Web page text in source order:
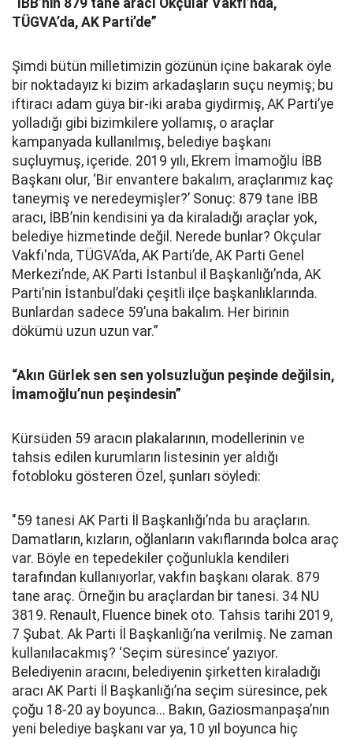
“İBB’nin 879 tane aracı Okçular Vakfı’nda,
TÜGVA’da, AK Parti’de”
Şimdi bütün milletimizin gözünün içine bakarak öyle
bir noktadayız ki bizim arkadaşların suçu neymiş; bu
iftiracı adam güya bir-iki araba giydirmiş, AK Parti’ye
yolladığı gibi bizimkilere yollamış, o araçlar
kampanyada kullanılmış, belediye başkanı
suçluymuş, içeride. 2019 yılı, Ekrem İmamoğlu İBB
Başkanı olur, ‘Bir envantere bakalım, araçlarımız kaç
taneymiş ve neredeymişler?’ Sonuç: 879 tane İBB
aracı, İBB’nin kendisini ya da kiraladığı araçlar yok,
belediye hizmetinde değil. Nerede bunlar? Okçular
Vakfı'nda, TÜGVA’da, AK Parti’de, AK Parti Genel
Merkezi’nde, AK Parti İstanbul il Başkanlığı’nda, AK
Parti’nin İstanbul’daki çeşitli ilçe başkanlıklarında.
Bunlardan sadece 59’una bakalım. Her birinin
dökümü uzun uzun var.”
“Akın Gürlek sen sen yolsuzluğun peşinde değilsin,
İmamoğlu’nun peşindesin”
Kürsüden 59 aracın plakalarının, modellerinin ve
tahsis edilen kurumların listesinin yer aldığı
fotobloku gösteren Özel, şunları söyledi:
"59 tanesi AK Parti İl Başkanlığı’nda bu araçların.
Damatların, kızların, oğlanların vakıflarında bolca araç
var. Böyle en tepedekiler çoğunlukla kendileri
tarafından kullanıyorlar, vakfın başkanı olarak. 879
tane araç. Örneğin bu araçlardan bir tanesi. 34 NU
3819. Renault, Fluence binek oto. Tahsis tarihi 2019,
7 Şubat. Ak Parti İl Başkanlığı’na verilmiş. Ne zaman
kullanılacakmış? ‘Seçim süresince’ yazıyor.
Belediyenin aracını, belediyenin şirketten kiraladığı
aracı AK Parti İl Başkanlığı’na seçim süresince, pek
çoğu 18-20 ay boyunca... Bakın, Gaziosmanpaşa’nın
yeni belediye başkanı var ya, 10 yıl boyunca hiç